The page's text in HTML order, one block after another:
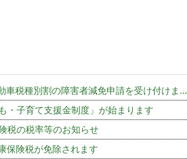
車税種別割の障害者減免申請を受け付けま...
・子育て支援金制度」が始まります
税の税率等のお知らせ
保険税が免除されます